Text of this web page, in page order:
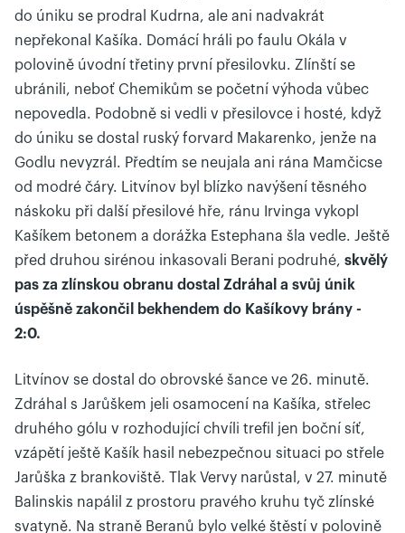
do úniku se prodral Kudrna, ale ani nadvakrát
nepřekonal Kašíka. Domácí hráli po faulu Okála v
polovině úvodní třetiny první přesilovku. Zlínští se
ubránili, neboť Chemikům se početní výhoda vůbec
nepovedla. Podobně si vedli v přesilovce i hosté, když
do úniku se dostal ruský forvard Makarenko, jenže na
Godlu nevyzrál. Předtím se neujala ani rána Mamčicse
od modré čáry. Litvínov byl blízko navýšení těsného
náskoku při další přesilové hře, ránu Irvinga vykopl
Kašíkem betonem a dorážka Estephana šla vedle. Ještě
před druhou sirénou inkasovali Berani podruhé, skvělý
pas za zlínskou obranu dostal Zdráhal a svůj únik
úspěšně zakončil bekhendem do Kašíkovy brány -
2:0.
Litvínov se dostal do obrovské šance ve 26. minutě.
Zdráhal s Jarůškem jeli osamocení na Kašíka, střelec
druhého gólu v rozhodující chvíli trefil jen boční síť,
vzápětí ještě Kašík hasil nebezpečnou situaci po střele
Jarůška z brankoviště. Tlak Vervy narůstal, v 27. minutě
Balinskis napálil z prostoru pravého kruhu tyč zlínské
svatyně. Na straně Beranů bylo velké štěstí v polovině